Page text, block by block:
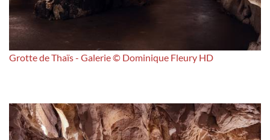
Grotte de Thaïs - Galerie © Dominique Fleury HD